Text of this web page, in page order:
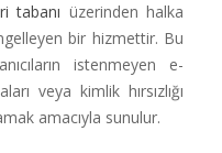
tabanı üzerinden halka
bir hizmettir. Bu
istenmeyen e-
veya kimlik hırsızlığı
amacıyla sunulur.